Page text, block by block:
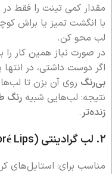
مقدار کمی تینت را فقط در
با انگشت تمیز یا براش
لب محو کن.
در صورت نیاز همین کار را
اگر دوست داشتی، در
بی‌رنگ روی آن بزن تا
نتیجه: لب‌هایی شبیه رنگ
زنده‌تر.
۲. لب گرادینتی (Gradient / Ombré Lips به سبک کره‌ای)
مناسب برای: استایل‌های